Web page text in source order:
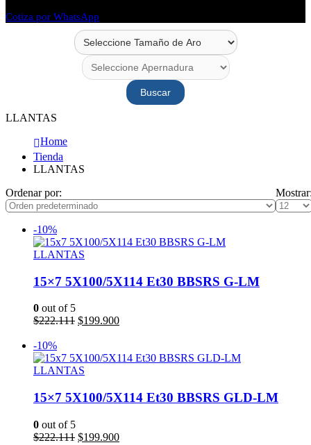
Cotiza por WhatsApp
Buscar
LLANTAS
Home
Tienda
LLANTAS
Ordenar por:
-10%
LLANTAS
15×7 5X100/5X114 Et30 BBSRS G-LM
0 out of 5
$222.111 El
era:
$222.111.
$199.900El
es:
-10%
LLANTAS
15×7 5X100/5X114 Et30 BBSRS GLD-LM
0 out of 5
$222.111 El
$199.900El